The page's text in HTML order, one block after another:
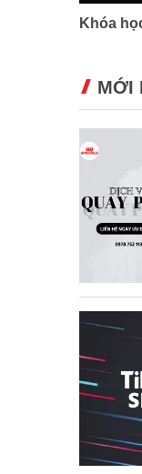
Khóa
MỚI